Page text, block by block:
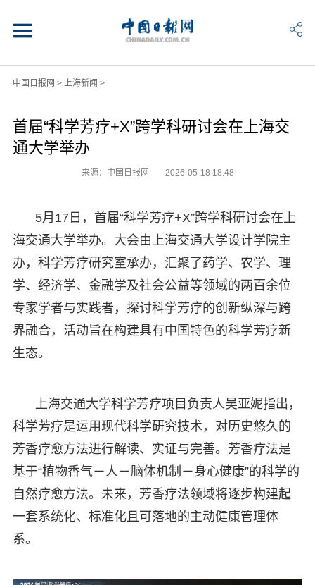
中国日报网 > 上海新闻 >
首届“科学芳疗+X”跨学科研讨会在上海交
通大学举办
来源：中国日报网 2026-05-18 18:48
5月17日，首届“科学芳疗+X”跨学科研讨会在上
海交通大学举办。大会由上海交通大学设计学院主
办，科学芳疗研究室承办，汇聚了药学、农学、理
学、经济学、金融学及社会公益等领域的两百余位
专家学者与实践者，探讨科学芳疗的创新纵深与跨
界融合，活动旨在构建具有中国特色的科学芳疗新
生态。
上海交通大学科学芳疗项目负责人吴亚妮指出，
科学芳疗是运用现代科学研究技术，对历史悠久的
芳香疗愈方法进行解读、实证与完善。芳香疗法是
基于“植物香气－人－脑体机制－身心健康”的科学的
自然疗愈方法。未来，芳香疗法领域将逐步构建起
一套系统化、标准化且可落地的主动健康管理体
系。